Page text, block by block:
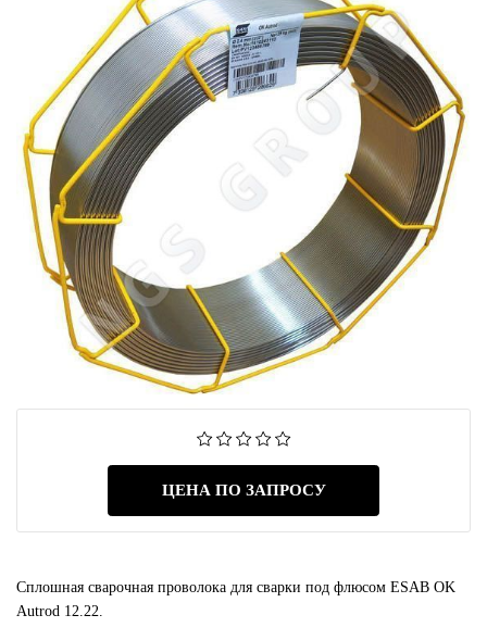
ЦЕНА ПО ЗАПРОСУ
Сплошная сварочная проволока для сварки под флюсом ESAB OK
Autrod 12.22.